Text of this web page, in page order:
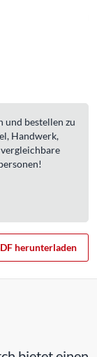
und bestellen zu
Handwerk,
herunterladen